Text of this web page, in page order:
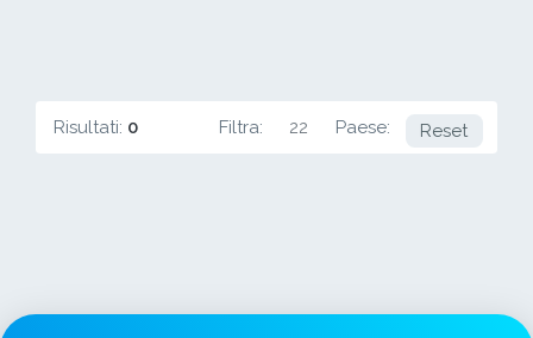
Risultati: 0 Filtra: 22 Paese: CA
Reset